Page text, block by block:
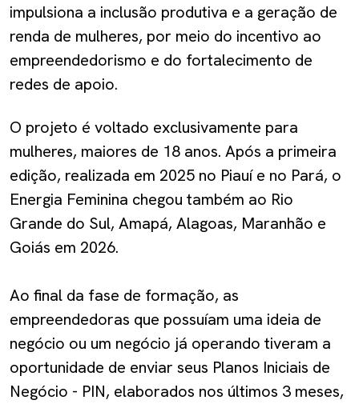
impulsiona a inclusão produtiva e a geração de
renda de mulheres, por meio do incentivo ao
empreendedorismo e do fortalecimento de
redes de apoio.
O projeto é voltado exclusivamente para
mulheres, maiores de 18 anos. Após a primeira
edição, realizada em 2025 no Piauí e no Pará, o
Energia Feminina chegou também ao Rio
Grande do Sul, Amapá, Alagoas, Maranhão e
Goiás em 2026.
Ao final da fase de formação, as
empreendedoras que possuíam uma ideia de
negócio ou um negócio já operando tiveram a
oportunidade de enviar seus Planos Iniciais de
Negócio - PIN, elaborados nos últimos 3 meses,